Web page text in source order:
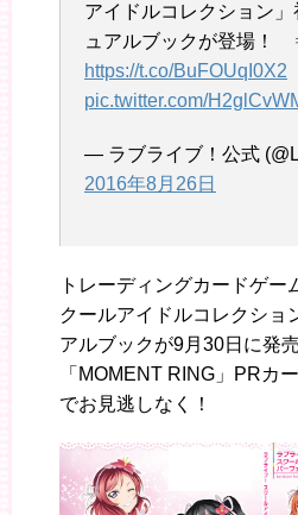
アイドルコレクション
ュアルブックが登場
https://t.co/BuFOUqI0X2
pic.twitter.com/
— ラブライブ！公式
2016年8月26日
トレーディングカードゲー
クールアイドルコレクショ
アルブックが9月30日に発
「MOMENT RING」PRカ
でお見逃しなく！